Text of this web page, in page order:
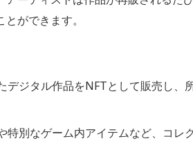
ができます。
デジタル作品をNFTとして販売し、
特別なゲーム内アイテムなど、コレ